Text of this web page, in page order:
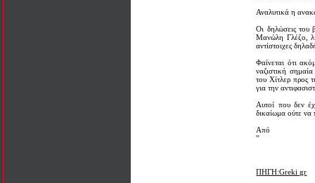
Αναλυτικά η
Οι δηλώσεις του
Μανώλη Γλέζο,
αντίστοιχες
Φαίνεται ότι
ναζιστική
του Χίτλερ προς
για την
Αυτοί που δεν
δικαίωμα ούτε
Από
”
ΠΗΓΗ:Greki gr